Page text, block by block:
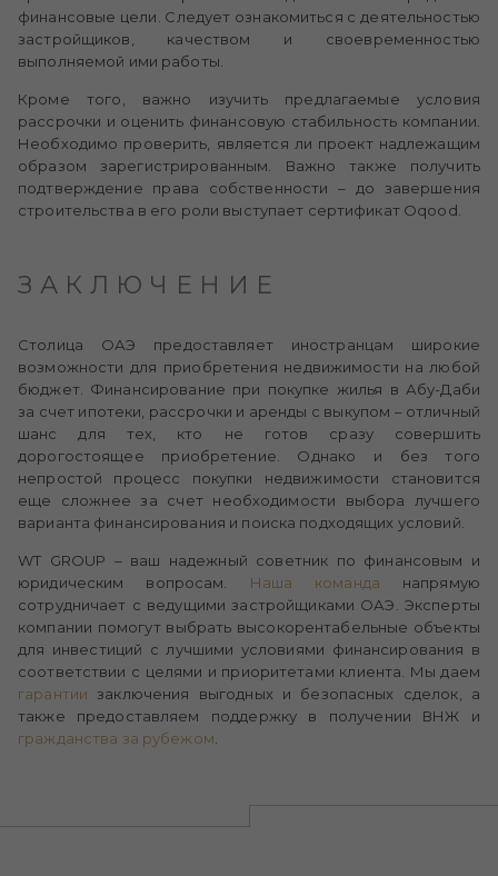
финансовые цели. Следует ознакомиться с деятельностью
застройщиков, качеством и своевременностью
выполняемой ими работы.
Кроме того, важно изучить предлагаемые условия
рассрочки и оценить финансовую стабильность компании.
Необходимо проверить, является ли проект надлежащим
образом зарегистрированным. Важно также получить
подтверждение права собственности – до завершения
строительства в его роли выступает сертификат Oqood.
ЗАКЛЮЧЕНИЕ
Столица ОАЭ предоставляет иностранцам широкие
возможности для приобретения недвижимости на любой
бюджет. Финансирование при покупке жилья в Абу-Даби
за счет ипотеки, рассрочки и аренды с выкупом – отличный
шанс для тех, кто не готов сразу совершить
дорогостоящее приобретение. Однако и без того
непростой процесс покупки недвижимости становится
еще сложнее за счет необходимости выбора лучшего
варианта финансирования и поиска подходящих условий.
WT GROUP – ваш надежный советник по финансовым и
юридическим вопросам. Наша команда напрямую
сотрудничает с ведущими застройщиками ОАЭ. Эксперты
компании помогут выбрать высокорентабельные объекты
для инвестиций с лучшими условиями финансирования в
соответствии с целями и приоритетами клиента. Мы даем
гарантии заключения выгодных и безопасных сделок, а
также предоставляем поддержку в получении ВНЖ и
гражданства за рубежом.